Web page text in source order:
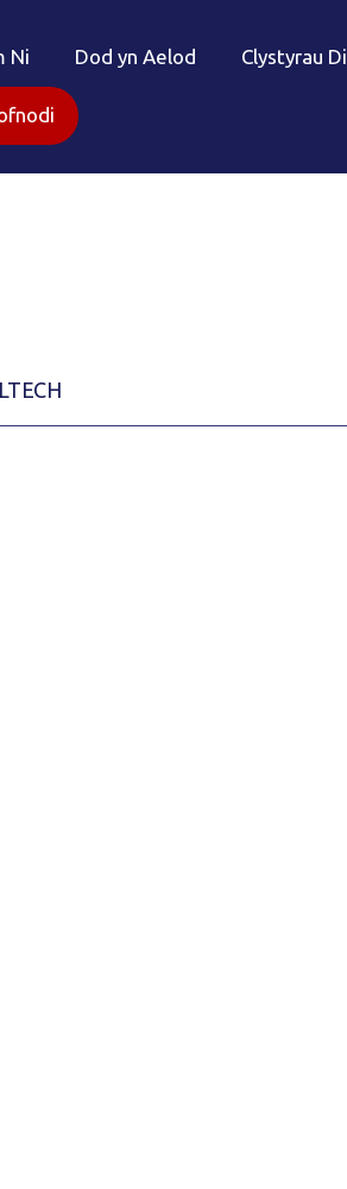
Ni Dod yn Aelod Clystyrau